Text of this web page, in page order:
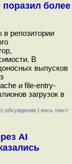
более
в репозитории
В
выпусков
и file-entry-
загрузок в
обсуждение | весь текст
AI